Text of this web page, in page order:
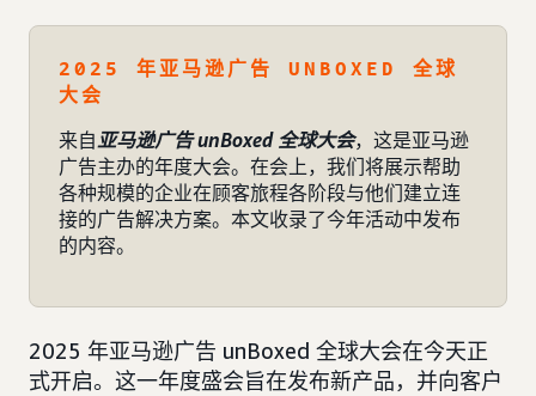
2025 年亚马逊广告 UNBOXED 全球
大会
来自亚马逊广告 unBoxed 全球大会，这是亚马逊
广告主办的年度大会。在会上，我们将展示帮助
各种规模的企业在顾客旅程各阶段与他们建立连
接的广告解决方案。本文收录了今年活动中发布
的内容。
2025 年亚马逊广告 unBoxed 全球大会在今天正
式开启。这一年度盛会旨在发布新产品，并向客户